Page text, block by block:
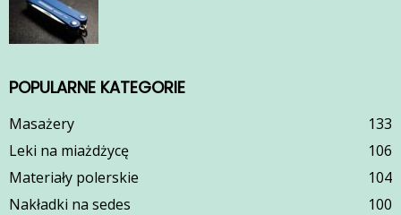
POPULARNE KATEGORIE
Masażery
133
Leki na miażdżycę
106
Materiały polerskie
104
Nakładki na sedes
100